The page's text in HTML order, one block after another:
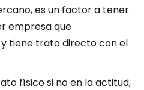
es un factor a tener
empresa que
tiene trato directo con el
físico si no en la actitud,